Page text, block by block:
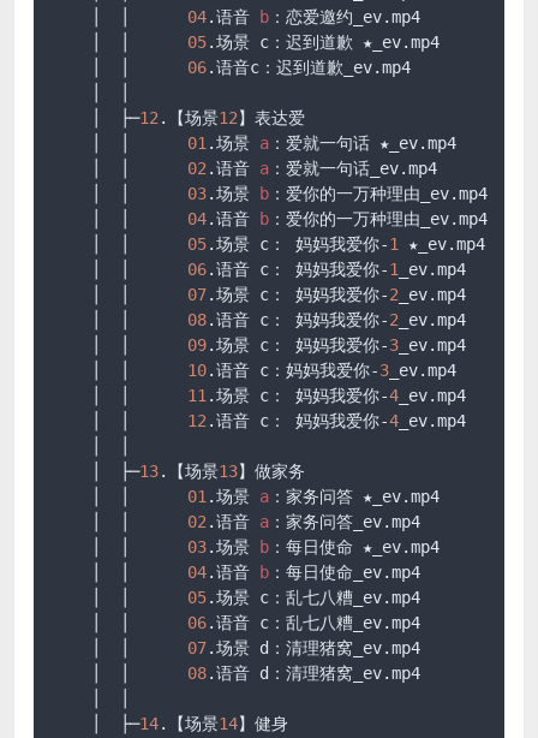
04.语音 b ：恋爱邀约_ev.mp4
05.场景 c：迟到道歉 ★_ev.mp4
06.语音c：迟到道歉_ev.mp4
    │  ├─
12.【场景12】表达爱
01.场景 a ：爱就一句话 ★_ev.mp4
02.语音 a ：爱就一句话_ev.mp4
03.场景 b ：爱你的一万种理由_ev.mp4
04.语音 b ：爱你的一万种理由_ev.mp4
05.场景 c： 妈妈我爱你-1 ★_ev.mp4
06.语音 c： 妈妈我爱你-1 _ev.mp4
07.场景 c： 妈妈我爱你-2 _ev.mp4
08.语音 c： 妈妈我爱你-2 _ev.mp4
09.场景 c： 妈妈我爱你-3 _ev.mp4
10.语音 c：妈妈我爱你-3 _ev.mp4
11.场景 c： 妈妈我爱你-4 _ev.mp4
12.语音 c： 妈妈我爱你-4 _ev.mp4
    │  ├─
13.【场景13】做家务
01.场景 a ：家务问答 ★_ev.mp4
02.语音 a ：家务问答_ev.mp4
03.场景 b ：每日使命 ★_ev.mp4
04.语音 b ：每日使命_ev.mp4
05.场景 c：乱七八糟_ev.mp4
06.语音 c：乱七八糟_ev.mp4
07.场景 d：清理猪窝_ev.mp4
08.语音 d：清理猪窝_ev.mp4
    │  ├─
14.【场景14】健身